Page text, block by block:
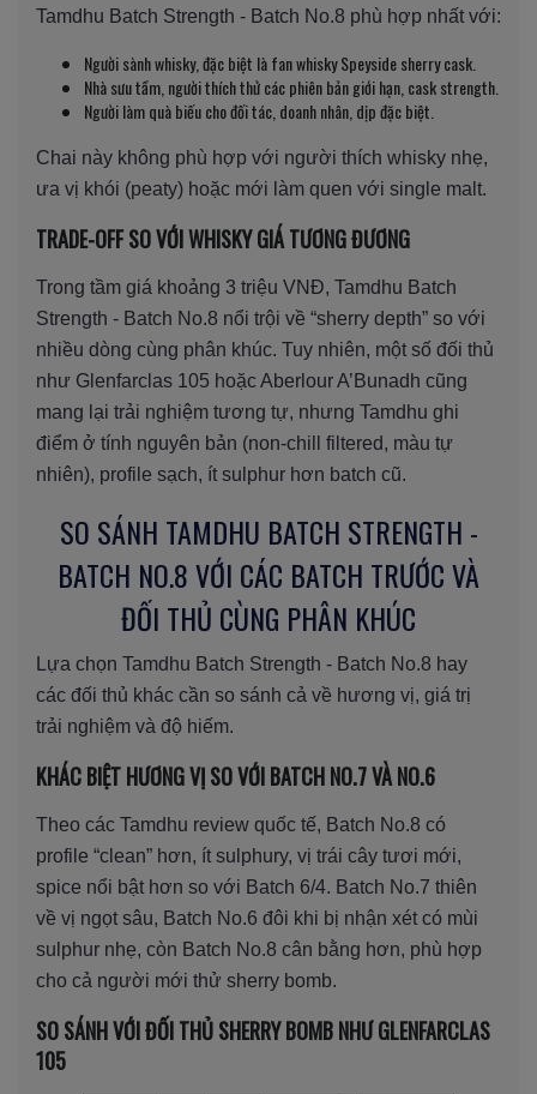
Tamdhu Batch Strength - Batch No.8 phù hợp nhất với:
Người sành whisky, đặc biệt là fan whisky Speyside sherry cask.
Nhà sưu tầm, người thích thử các phiên bản giới hạn, cask strength.
Người làm quà biếu cho đối tác, doanh nhân, dịp đặc biệt.
Chai này không phù hợp với người thích whisky nhẹ,
ưa vị khói (peaty) hoặc mới làm quen với single malt.
TRADE-OFF SO VỚI WHISKY GIÁ TƯƠNG ĐƯƠNG
Trong tầm giá khoảng 3 triệu VNĐ, Tamdhu Batch
Strength - Batch No.8 nổi trội về “sherry depth” so với
nhiều dòng cùng phân khúc. Tuy nhiên, một số đối thủ
như Glenfarclas 105 hoặc Aberlour A’Bunadh cũng
mang lại trải nghiệm tương tự, nhưng Tamdhu ghi
điểm ở tính nguyên bản (non-chill filtered, màu tự
nhiên), profile sạch, ít sulphur hơn batch cũ.
SO SÁNH TAMDHU BATCH STRENGTH -
BATCH NO.8 VỚI CÁC BATCH TRƯỚC VÀ
ĐỐI THỦ CÙNG PHÂN KHÚC
Lựa chọn Tamdhu Batch Strength - Batch No.8 hay
các đối thủ khác cần so sánh cả về hương vị, giá trị
trải nghiệm và độ hiếm.
KHÁC BIỆT HƯƠNG VỊ SO VỚI BATCH NO.7 VÀ NO.6
Theo các Tamdhu review quốc tế, Batch No.8 có
profile “clean” hơn, ít sulphury, vị trái cây tươi mới,
spice nổi bật hơn so với Batch 6/4. Batch No.7 thiên
về vị ngọt sâu, Batch No.6 đôi khi bị nhận xét có mùi
sulphur nhẹ, còn Batch No.8 cân bằng hơn, phù hợp
cho cả người mới thử sherry bomb.
SO SÁNH VỚI ĐỐI THỦ SHERRY BOMB NHƯ GLENFARCLAS
105